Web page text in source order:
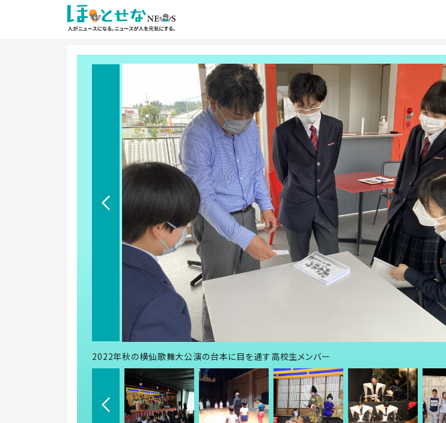
2022年秋の横仙歌舞大公演の台本に目を通す高校生メンバー